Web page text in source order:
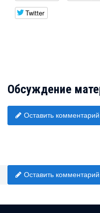
Twitter
Обсуждение
Оставить комментарий
Оставить комментарий